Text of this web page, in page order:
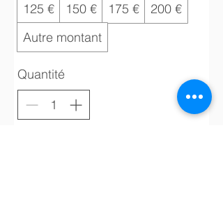
125 €
150 € 175 €
200 €
Autre montant
Quantité